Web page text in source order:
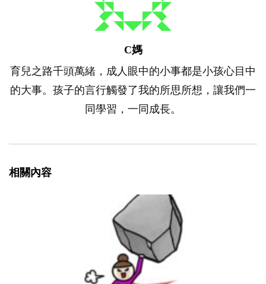
C媽
育兒之路千頭萬緒，成人眼中的小事都是小孩心目中
的大事。孩子的言行觸發了我的所思所想，讓我們一
同學習，一同成長。
相關內容